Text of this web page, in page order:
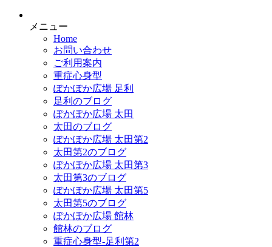
メニュー
Home
お問い合わせ
ご利用案内
重症心身型
ぽかぽか広場 足利
足利のブログ
ぽかぽか広場 太田
太田のブログ
ぽかぽか広場 太田第2
太田第2のブログ
ぽかぽか広場 太田第3
太田第3のブログ
ぽかぽか広場 太田第5
太田第5のブログ
ぽかぽか広場 館林
館林のブログ
重症心身型-足利第2